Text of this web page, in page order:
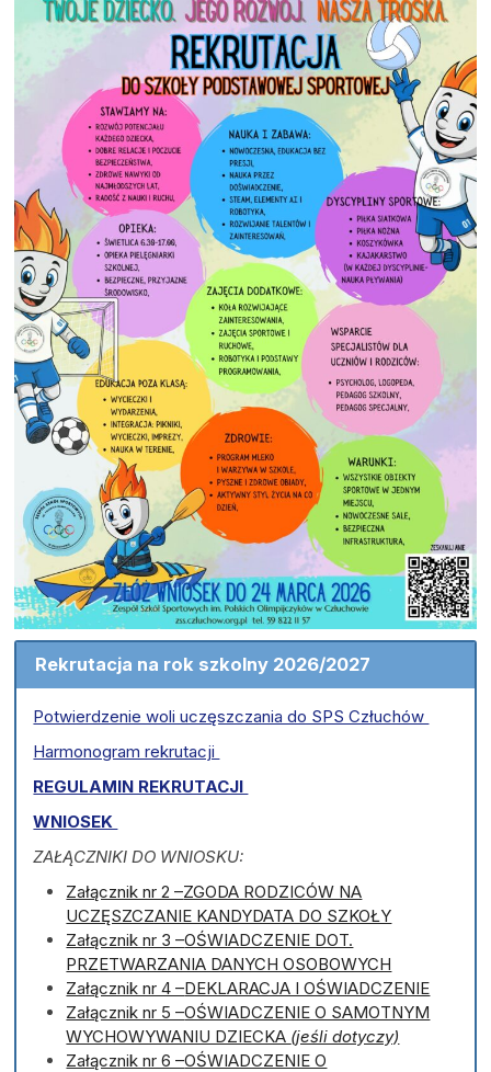
Rekrutacja na rok szkolny 2026/2027
Potwierdzenie woli uczęszczania do SPS Człuchów
Harmonogram rekrutacji
REGULAMIN REKRUTACJI
WNIOSEK
ZAŁĄCZNIKI DO WNIOSKU:
Załącznik nr 2 –ZGODA RODZICÓW NA
UCZĘSZCZANIE KANDYDATA DO SZKOŁY
Załącznik nr 3 –OŚWIADCZENIE DOT.
PRZETWARZANIA DANYCH OSOBOWYCH
Załącznik nr 4 –DEKLARACJA I OŚWIADCZENIE
Załącznik nr 5 –OŚWIADCZENIE O SAMOTNYM
WYCHOWYWANIU DZIECKA (jeśli dotyczy)
Załącznik nr 6 –OŚWIADCZENIE O